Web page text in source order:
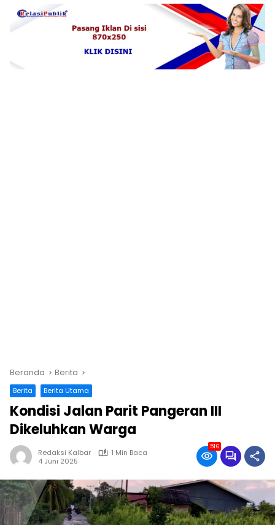
Beranda Berita
Berita Berita Utama
Kondisi Jalan Parit Pangeran III
Dikeluhkan Warga
Redaksi Kalbar
1 Min Baca
4 Juni 2025
516